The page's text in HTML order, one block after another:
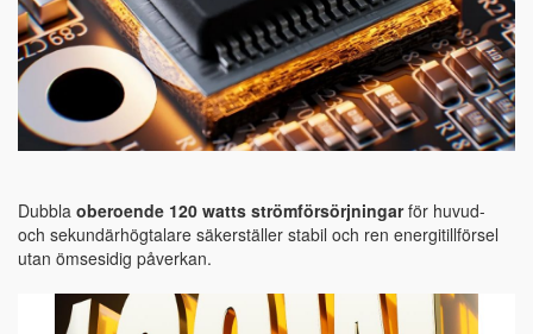
Dubbla oberoende 120 watts strömförsörjningarför huvud-
och sekundärhögtalare säkerställer stabil och ren energitillförsel
utan ömsesidig påverkan.